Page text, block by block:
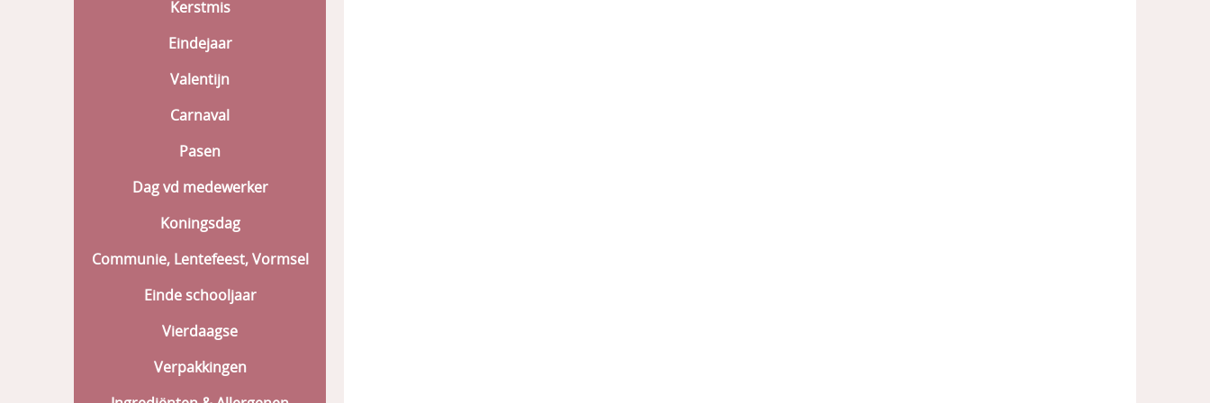
Kerstmis
Eindejaar
Valentijn
Carnaval
Pasen
Dag vd medewerker
Koningsdag
Communie, Lentefeest, Vormsel
Einde schooljaar
Vierdaagse
Verpakkingen